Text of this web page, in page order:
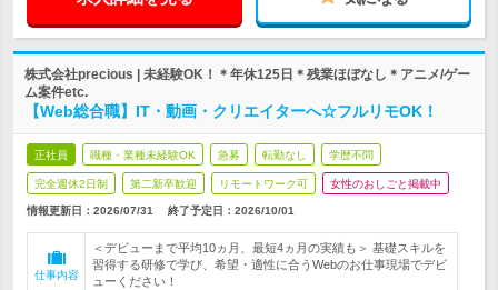
株式会社precious | 未経験OK！＊年休125日＊残業ほぼなし＊アニメ/ゲー
ム案件etc.
【Web総合職】IT・動画・クリエイターへ☆フルリモOK！
正社員 職種・業種未経験OK 急募 転勤なし 学歴不問
完全週休2日制 第二新卒歓迎 リモートワーク可 女性のおしごと掲載中
情報更新日：2026/07/31 終了予定日： 2026/10/01
仕事内容
＜デビューまで平均10ヵ月、最短4ヵ月の実績も＞ 基礎スキルを
習得する研修で学び、希望・適性に合うWebのお仕事現場でデビ
ューください！